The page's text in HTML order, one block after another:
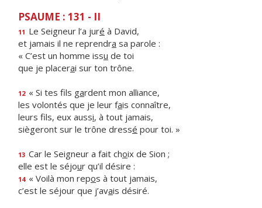
PSAUME : 131 - II
11 Le Seigneur l’a juré à David,
et jamais il ne reprendra sa parole :
« C’est un homme issu de toi
que je placerai sur ton trône.
12 « Si tes fils gardent mon alliance,
les volontés que je leur fais connaître,
leurs fils, eux aussi, à tout jamais,
siègeront sur le trône dressé pour toi. »
13 Car le Seigneur a fait choix de Sion ;
elle est le séjour qu’il désire :
14 « Voilà mon repos à tout jamais,
c’est le séjour que j’avais désiré.